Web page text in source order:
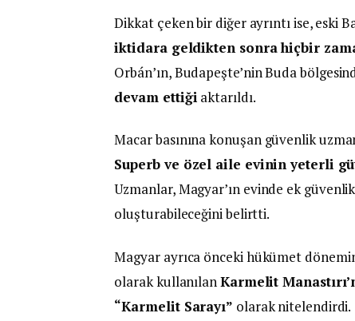
Dikkat çeken bir diğer ayrıntı ise, eski
iktidara geldikten sonra hiçbir
Orbán’ın, Budapeşte’nin Buda
devam ettiği aktarıldı.
Macar basınına konuşan güvenlik
Superb ve özel aile evinin yeterli
Uzmanlar, Magyar’ın evinde ek
oluşturabileceğini belirtti.
Magyar ayrıca önceki hükümet
olarak kullanılan Karmelit
“Karmelit Sarayı” olarak nitelendirdi.